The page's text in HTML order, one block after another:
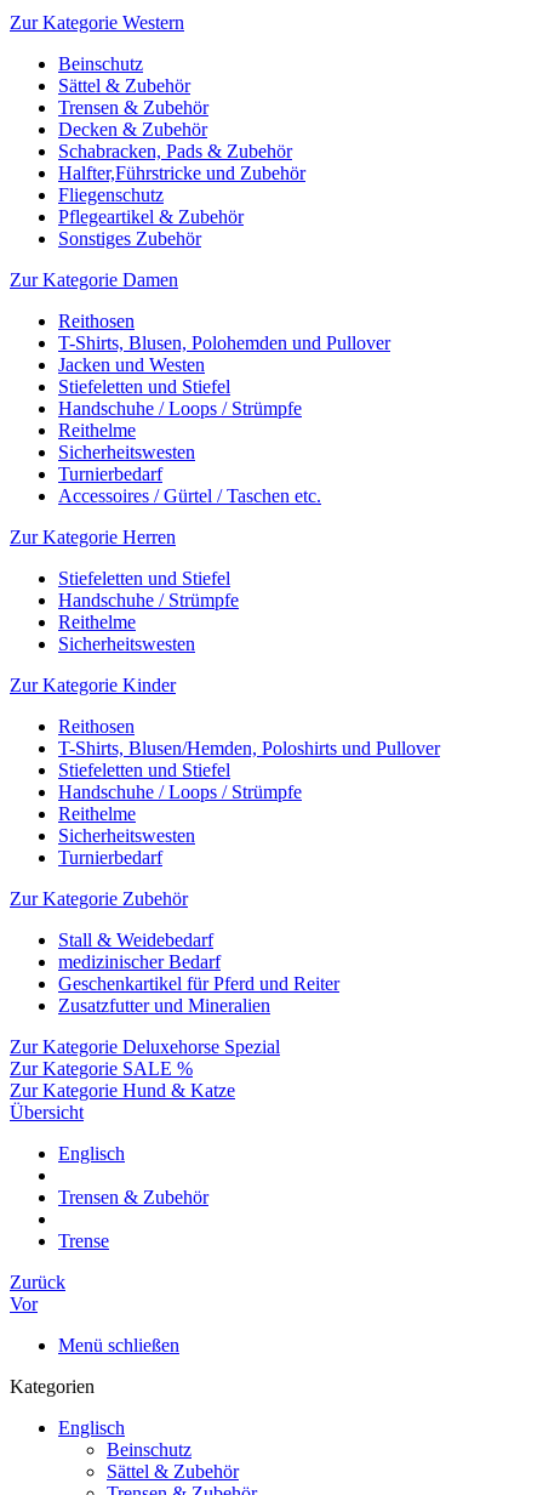
Zur Kategorie Western
Beinschutz
Sättel & Zubehör
Trensen & Zubehör
Decken & Zubehör
Schabracken, Pads & Zubehör
Halfter,Führstricke und Zubehör
Fliegenschutz
Pflegeartikel & Zubehör
Sonstiges Zubehör
Zur Kategorie Damen
Reithosen
T-Shirts, Blusen, Polohemden und Pullover
Jacken und Westen
Stiefeletten und Stiefel
Handschuhe / Loops / Strümpfe
Reithelme
Sicherheitswesten
Turnierbedarf
Accessoires / Gürtel / Taschen etc.
Zur Kategorie Herren
Stiefeletten und Stiefel
Handschuhe / Strümpfe
Reithelme
Sicherheitswesten
Zur Kategorie Kinder
Reithosen
T-Shirts, Blusen/Hemden, Poloshirts und Pullover
Stiefeletten und Stiefel
Handschuhe / Loops / Strümpfe
Reithelme
Sicherheitswesten
Turnierbedarf
Zur Kategorie Zubehör
Stall & Weidebedarf
medizinischer Bedarf
Geschenkartikel für Pferd und Reiter
Zusatzfutter und Mineralien
Zur Kategorie Deluxehorse Spezial
Zur Kategorie SALE %
Zur Kategorie Hund & Katze
Übersicht
Englisch
Trensen & Zubehör
Trense
Zurück
Vor
Menü schließen
Kategorien
Englisch
Beinschutz
Sättel & Zubehör